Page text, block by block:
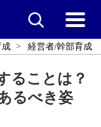
成 経営者/幹部育成
ることは？
るべき姿